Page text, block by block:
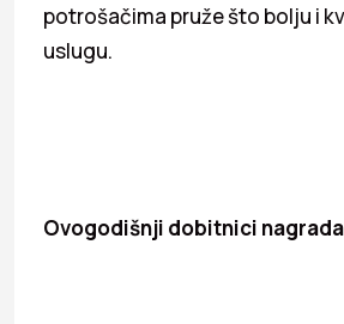
potrošačima pruže što bolju i
uslugu.
Ovogodišnji dobitnici